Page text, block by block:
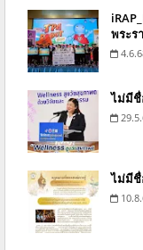
พระร
ไม่มี
ไม่มี